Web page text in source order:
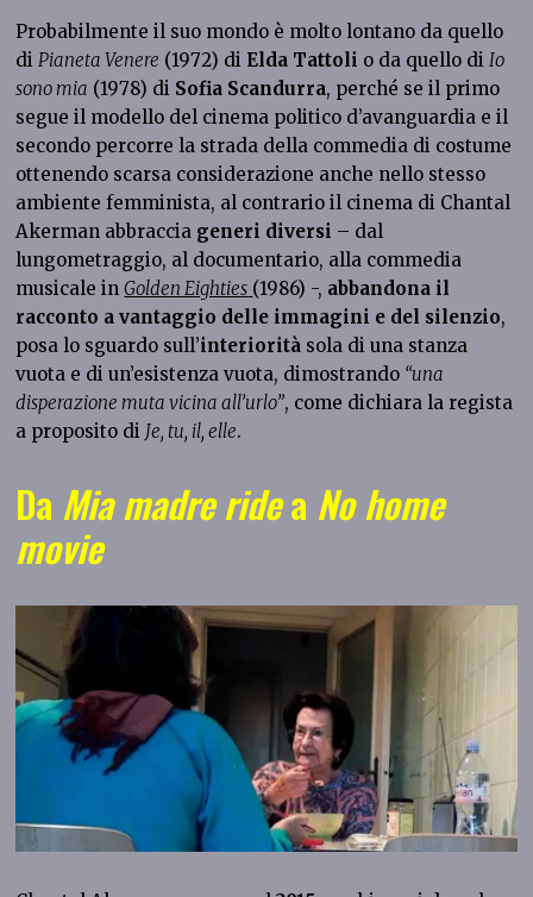
Probabilmente il suo mondo è molto lontano da quello
diPianeta Venere (1972) di Elda Tattoli o da quello diIo
sono mia (1978) di Sofia Scandurra, perché se il primo
segue il modello del cinema politico d’avanguardia e il
secondo percorre la strada della commedia di costume
ottenendo scarsa considerazione anche nello stesso
ambiente femminista, al contrario il cinema di Chantal
Akerman abbraccia generi diversi – dal
lungometraggio, al documentario, alla commedia
musicale inGolden Eighties (1986) -, abbandona il
racconto a vantaggio delle immagini e del silenzio,
posa lo sguardo sull’interiorità sola di una stanza
vuota e di un’esistenza vuota, dimostrando “una
disperazione muta vicina all’urlo”, come dichiara la regista
a proposito di Je, tu, il, elle.
Da Mia madre ridea No home
movie